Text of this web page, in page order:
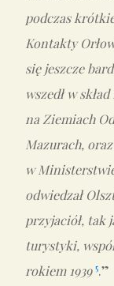
podczas
Kontakty
się jeszcze
wszedł w
na Ziemiach
Mazurach,
w
odwiedzał
przyjaciół, tak
turystyki,
rokiem 1939 5.”